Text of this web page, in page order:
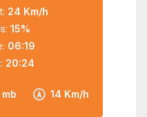
14 Km/h
24 Km/h
15%
06:19
20:24